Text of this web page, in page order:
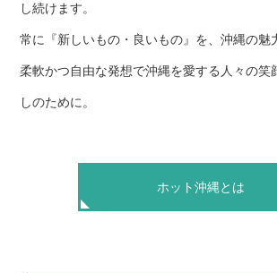
し続けます。
常に『新しいもの・良いもの』を、沖縄の魅
柔軟かつ自由な発想で沖縄を愛する人々の笑
しのために。
ホット沖縄とは